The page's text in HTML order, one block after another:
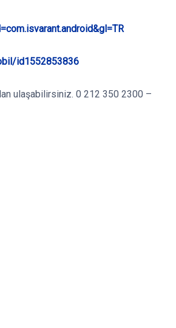
id1552853836
ulaşabilirsiniz. 0 212 350 2300 –